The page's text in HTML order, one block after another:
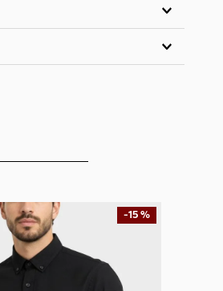
-15 %